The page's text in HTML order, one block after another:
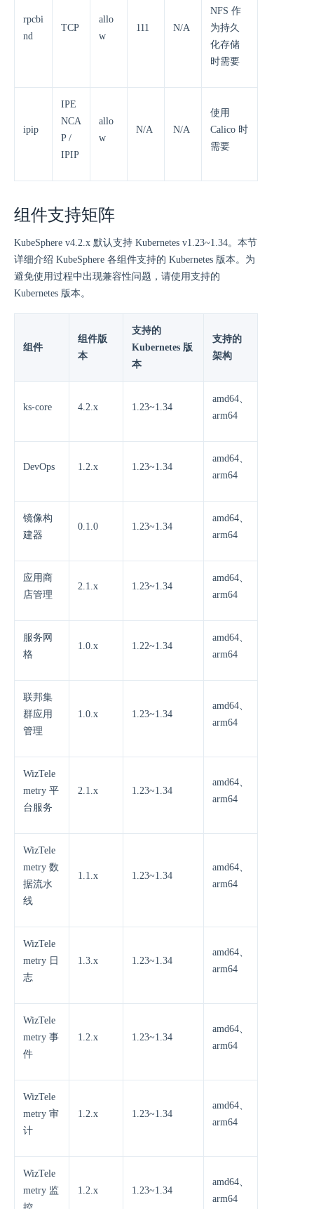
rpcbi
nd
TCP
allo
w
111 N/A
NFS 作
为持久
化存储
时需要
ipip
IPE
NCA
P /
IPIP
allo
w
N/A N/A
使用
Calico 时
需要
组件支持矩阵
KubeSphere v4.2.x 默认支持 Kubernetes v1.23~1.34。本节
详细介绍 KubeSphere 各组件支持的 Kubernetes 版本。为
避免使用过程中出现兼容性问题，请使用支持的
Kubernetes 版本。
组件
组件版
本
支持的
Kubernetes 版
本
支持的
架构
ks-core 4.2.x 1.23~1.34
amd64、
arm64
DevOps 1.2.x 1.23~1.34
amd64、
arm64
镜像构
建器
0.1.0 1.23~1.34
amd64、
arm64
应用商
店管理
2.1.x 1.23~1.34
amd64、
arm64
服务网
格
1.0.x 1.22~1.34
amd64、
arm64
联邦集
群应用
管理
1.0.x 1.23~1.34
amd64、
arm64
WizTele
metry 平
台服务
2.1.x 1.23~1.34
amd64、
arm64
WizTele
metry 数
据流水
线
1.1.x 1.23~1.34
amd64、
arm64
WizTele
metry 日
志
1.3.x 1.23~1.34
amd64、
arm64
WizTele
metry 事
件
1.2.x 1.23~1.34
amd64、
arm64
WizTele
metry 审
计
1.2.x 1.23~1.34
amd64、
arm64
WizTele
metry 监
1.2.x 1.23~1.34
amd64、
arm64